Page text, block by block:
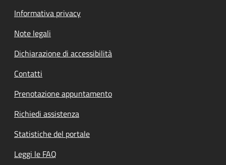
Informativa privacy
Note legali
Dichiarazione di accessibilità
Contatti
Prenotazione appuntamento
Richiedi assistenza
Statistiche del portale
Leggi le FAQ